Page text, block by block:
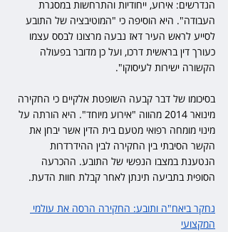
הנדרשים: אירוע, ייחודיות והתרחשות במסגרת
העבודה". היא הוסיפה כי "המוטיבציה של התובע
לסייע לראש העיר דאז נבעה מרצונו לבסס עצמו
כעורך דין בראשית דרכו, ועל כן מדובר בפעולה
הקשורה ישירות לעיסוקו".
בסיכומו של דבר קבעה השופטת אלקיים כי החקירה
מינואר 2014 מהווה "אירוע מיוחד". היא הורתה על
מינוי מומחה רפואי מטעם בית הדין אשר יבחן את
הקשר הסיבתי בין החקירה לבין ההידרדרות
הנטענת במצבו הנפשי של התובע. ההכרעה
הסופית בתביעה תינתן לאחר קבלת חוות הדעת.
נחקר ביאח"ה ותובע: החקירה הרסה את עולמי
המקצועי